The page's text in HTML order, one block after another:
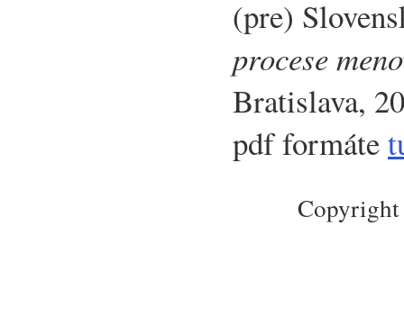
(pre)
procese
Bratislava,
pdf formáte